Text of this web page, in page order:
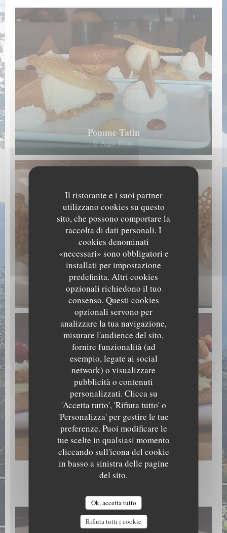
Il ristorante e i suoi partner
utilizzano cookies su questo
sito, che possono comportare la
raccolta di dati personali. I
cookies denominati
«necessari» sono obbligatori e
installati per impostazione
predefinita. Altri cookies
opzionali richiedono il tuo
consenso. Questi cookies
opzionali servono per
analizzare la tua navigazione,
misurare l'audience del sito,
fornire funzionalità (ad
esempio, legate ai social
network) o visualizzare
pubblicità o contenuti
personalizzati. Clicca su
'Accetta tutto', 'Rifiuta tutto' o
'Personalizza' per gestire le tue
preferenze. Puoi modificare le
tue scelte in qualsiasi momento
cliccando sull'icona del cookie
in basso a sinistra delle pagine
del sito.
Ok, accetta tutto
Rifiuta tutti i cookie
Pomme Tatin
© Aigle Blanc
Ananas Chataigne
© Aigle Blanc
Eclair Pistache Framboise
© Aigle Blanc